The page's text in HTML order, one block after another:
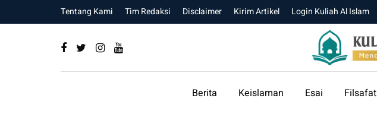
Tentang Kami Tim Redaksi Disclaimer Kirim Artikel Login Kuliah Al Islam
Berita Keislaman Esai Filsafat